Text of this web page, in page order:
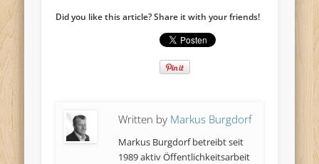
Did you like this article? Share it with your friends!
Written by Markus Burgdorf
Markus Burgdorf betreibt seit
1989 aktiv Öffentlichkeitsarbeit